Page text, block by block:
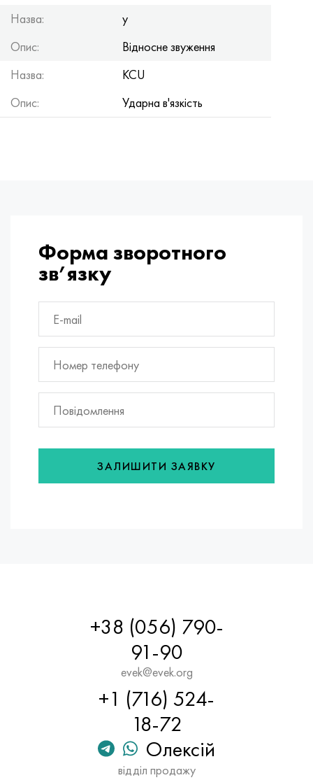
Назва:
y
Опис:
Відносне звуження
Назва:
KCU
Опис:
Ударна в'язкість
Форма зворотного
зв’язку
ЗАЛИШИТИ ЗАЯВКУ
+38 (056) 790-
91-90
evek@evek.org
+1 (716) 524-
18-72
Олексій
відділ продажу